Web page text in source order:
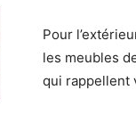
Pour
les meubles
qui rappellent